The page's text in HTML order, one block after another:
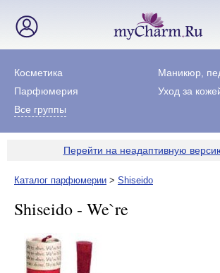
Косметика
Маникюр,
Парфюмерия
Уход за
Все группы
Перейти на неадаптивную
Каталог парфюмерии > Shiseido
Shiseido - We`re